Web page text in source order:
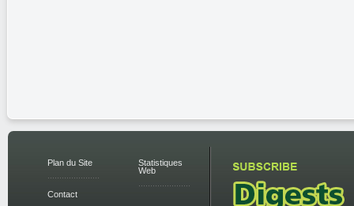
Plan du Site
Contact
Statistiques
Web